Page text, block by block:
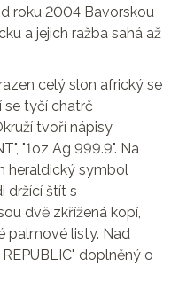
roku 2004 Bavorskou
a jejich ražba sahá až
celý slon africký se
tyčí chatrč
tvoří nápisy
"1oz Ag 999.9". Na
heraldický symbol
držící štít s
dvě zkřížená kopí,
palmové listy. Nad
doplněný o